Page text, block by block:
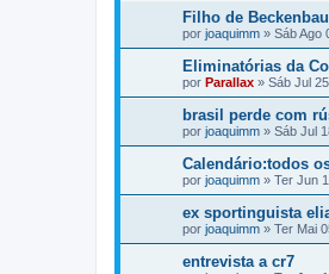
Filho de
por joaquimm » Sáb Ago
Eliminatórias da
por Parallax » Sáb Jul
brasil perde com
por joaquimm » Sáb Jul
Calendário:todos
por joaquimm » Ter Jun
ex sportinguista
por joaquimm » Ter Mai
entrevista a cr7